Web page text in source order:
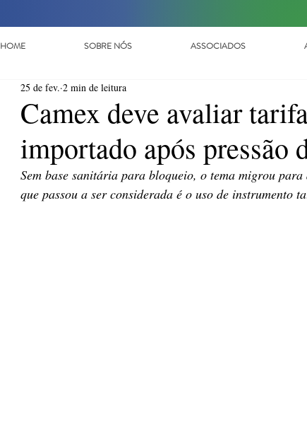
HOME SOBRE NÓS ASSOCIADOS
Camex deve avaliar
importado após pressão
25 de fev. 2 min de leitura
Sem base sanitária para bloqueio, o tema migrou
que passou a ser considerada é o uso de instrumento